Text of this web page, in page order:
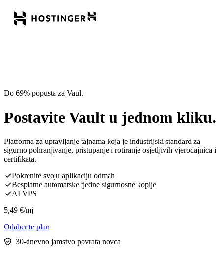
Do 69% popusta za Vault
Postavite Vault u jednom kliku.
Platforma za upravljanje tajnama koja je industrijski standard za
sigurno pohranjivanje, pristupanje i rotiranje osjetljivih vjerodajnica i
certifikata.
Pokrenite svoju aplikaciju odmah
Besplatne automatske tjedne sigurnosne kopije
AI VPS
5,49 €/mj
Odaberite plan
30-dnevno jamstvo povrata novca